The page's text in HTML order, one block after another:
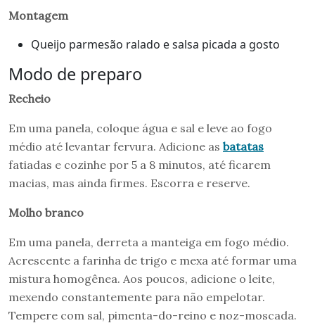
Montagem
Queijo parmesão ralado e salsa picada a gosto
Modo de preparo
Recheio
Em uma panela, coloque água e sal e leve ao fogo
médio até levantar fervura. Adicione as batatas
fatiadas e cozinhe por 5 a 8 minutos, até ficarem
macias, mas ainda firmes. Escorra e reserve.
Molho branco
Em uma panela, derreta a manteiga em fogo médio.
Acrescente a farinha de trigo e mexa até formar uma
mistura homogênea. Aos poucos, adicione o leite,
mexendo constantemente para não empelotar.
Tempere com sal, pimenta-do-reino e noz-moscada.